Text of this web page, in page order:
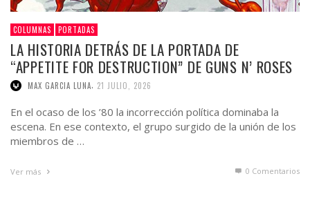
COLUMNAS PORTADAS
LA HISTORIA DETRÁS DE LA PORTADA DE
“APPETITE FOR DESTRUCTION” DE GUNS N’ ROSES
MAX GARCIA LUNA 21 JULIO, 2026
En el ocaso de los ’80 la incorrección política dominaba la
escena. En ese contexto, el grupo surgido de la unión de los
miembros de …
Ver más 0 Comentarios